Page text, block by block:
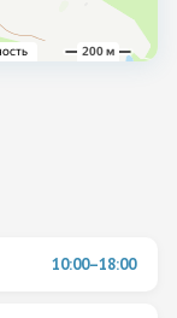
10:00–18:00